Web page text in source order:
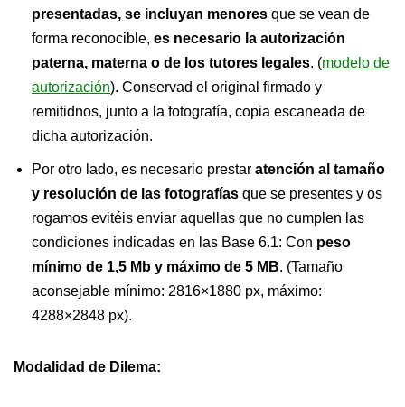
presentadas, se incluyan menores que se vean de
forma reconocible, es necesario la autorización
paterna, materna o de los tutores legales. (modelo de
autorización). Conservad el original firmado y
remitidnos, junto a la fotografía, copia escaneada de
dicha autorización.
Por otro lado, es necesario prestar atención al tamaño
y resolución de las fotografías que se presentes y os
rogamos evitéis enviar aquellas que no cumplen las
condiciones indicadas en las Base 6.1: Con peso
mínimo de 1,5 Mb y máximo de 5 MB. (Tamaño
aconsejable mínimo: 2816×1880 px, máximo:
4288×2848 px).
Modalidad de Dilema: